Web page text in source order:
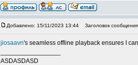
Добавлено: 15/11/2023 13:44 Заголовок
jiosaavn's seamless offline playback ensures I
ASDASDASD